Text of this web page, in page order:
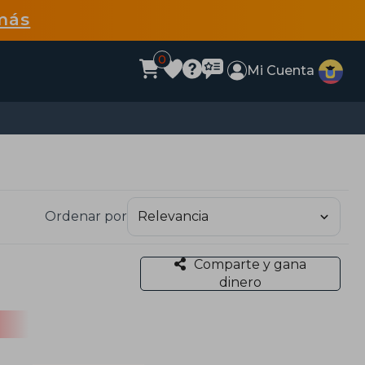
0
Mi Cuenta
Ordenar por
Comparte y gana
dinero